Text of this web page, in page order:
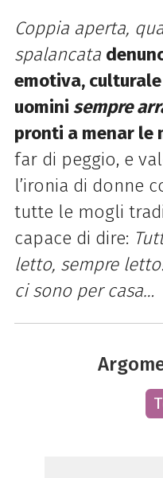
Coppia aperta,
spalancata
emotiva,
uomini sempre
pronti a menar le
far di peggio, e
l’ironia di donne
tutte le mogli
capace di dire:
letto, sempre
ci sono per casa…